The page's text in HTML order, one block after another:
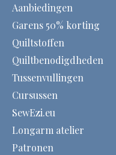
Aanbiedingen
Garens 50% korting
Quiltstoffen
Quiltbenodigdheden
Tussenvullingen
Cursussen
SewEzi.eu
Longarm atelier
Patronen